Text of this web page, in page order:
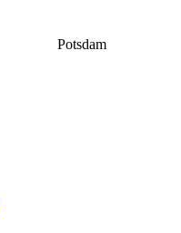
Potsdam